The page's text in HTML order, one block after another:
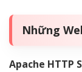
Những
Apache HTTP